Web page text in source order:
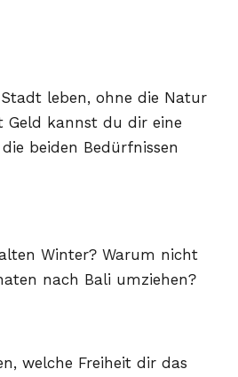
leben, ohne die Natur
Geld kannst du dir eine
beiden Bedürfnissen
Winter? Warum nicht
nach Bali umziehen?
welche Freiheit dir das